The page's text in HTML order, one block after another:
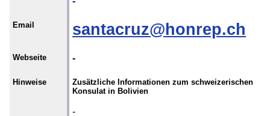
Email santacruz@honrep.ch
Webseite -
Hinweise
Zusätzliche Informationen zum schweizerischen
Konsulat in Bolivien
-